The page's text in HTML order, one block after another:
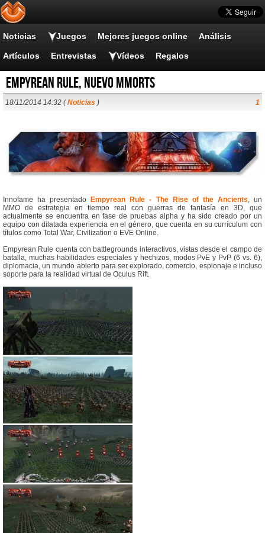
Noticias Juegos Mejores juegos online Análisis
Artículos Entrevistas Vídeos Regalos
Empyrean Rule, nuevo MMORTS
18/11/2014 14:32 (Noticias ) 1
Innofame ha presentado Empyrean Rule - The Rise of the Ancients, un
MMO de estrategia en tiempo real con guerras de fantasía en 3D, que
actualmente se encuentra en fase de pruebas alpha y ha sido creado por un
equipo con dilatada experiencia en el género, que cuenta en su currículum con
títulos como Total War, Civilization o EVE Online.
Empyrean Rule cuenta con battlegrounds interactivos, vistas desde el campo de
batalla, muchas habilidades especiales y hechizos, modos PvE y PvP (6 vs. 6),
diplomacia, un mundo abierto para ser explorado, comercio, espionaje e incluso
soporte para la realidad virtual de Oculus Rift.